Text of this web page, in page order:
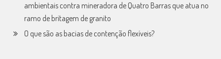
ambientais contra mineradora de Quatro Barras que atua no
ramo de britagem de granito
O que são as bacias de contenção flexíveis?